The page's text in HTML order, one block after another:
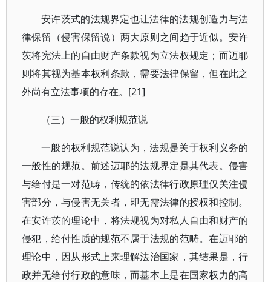
安许茨式的法规界定也让法律的法规创造力与法
律保留（侵害保留说）两大原则之间趋于近似。安许
茨将宪法上的自由财产条款视为立法权规定；而迈耶
则将其视为基本权利条款，需要法律保留，但在此之
外尚有立法事项的存在。[21]
（三）一般的权利规范说
一般的权利规范说认为，法规是关于权利义务的
一般性的规范。前述迈耶的法规界定是其代表。侵害
与给付是一对范畴，传统的依法律行政原理仅关注侵
害部分，与侵害无关者，即无需法律的授权和控制。
在安许茨的理论中，将法规视为对私人自由和财产的
侵犯，给付性质的规范不属于法规的范畴。在迈耶的
理论中，因从形式上来理解法治国家，其结果是，行
政并无给付行政的意味，而基本上是在国家权力的高